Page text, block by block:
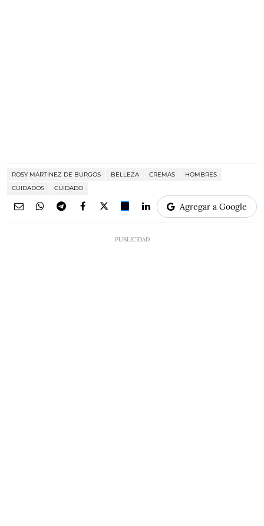
ROSY MARTINEZ DE BURGOS BELLEZA CREMAS
HOMBRES
CUIDADOS
CUIDADO
Agregar a Google